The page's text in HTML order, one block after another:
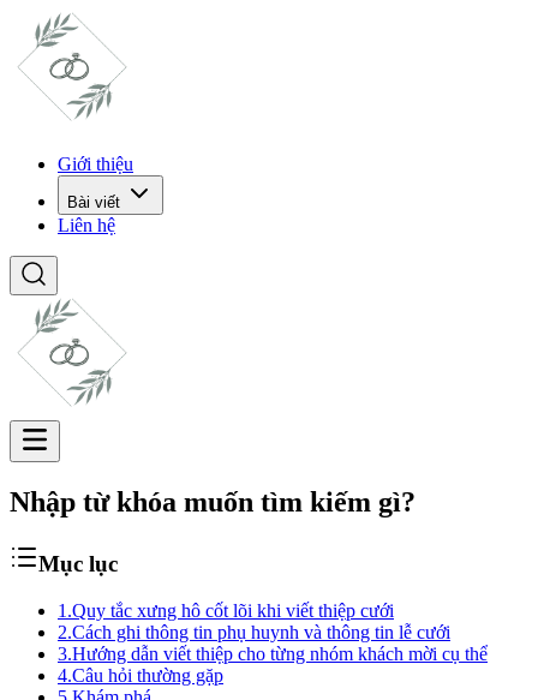
Giới thiệu
Bài viết
Liên hệ
Nhập từ khóa muốn tìm kiếm gì?
Mục lục
1.Quy tắc xưng hô cốt lõi khi viết thiệp cưới
2.Cách ghi thông tin phụ huynh và thông tin lễ cưới
3.Hướng dẫn viết thiệp cho từng nhóm khách mời cụ thể
4.Câu hỏi thường gặp